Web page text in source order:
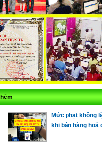
Mức phạt không
khi bán hàng hoá